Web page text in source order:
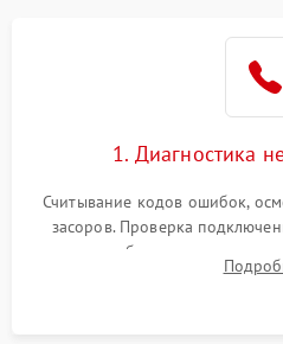
1. Диагностика
Считывание кодов ошибок,
засоров. Проверка
жалоб на отсутствие
разбрызгивателей или